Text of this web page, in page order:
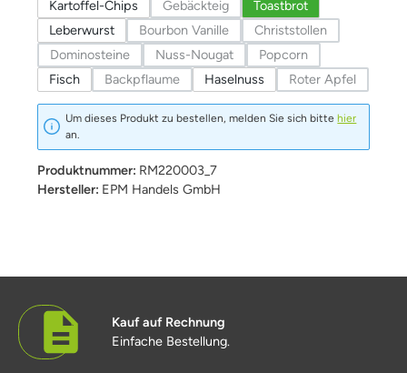
Kartoffel-Chips
Gebäckteig(Diese Option ist zurzeit nicht verfügbar.)
Toastbrot
Leberwurst
Bourbon Vanille(Diese Option ist zurzeit nicht verfügbar.)
Christstollen(Diese Option ist
Dominosteine(Diese Option ist zurzeit nicht verfügbar.)
Nuss-Nougat(Diese Option ist zurzeit nicht verfügbar.)
Popcorn(Diese Option ist
Fisch Backpflaume(Diese Option ist zurzeit nicht verfügbar.)
Haselnuss Roter Apfel(Diese Option
Um dieses Produkt zu bestellen, melden Sie sich bitte hier
an.
Produktnummer: RM220003_7
Hersteller: EPM Handels GmbH
Kauf auf Rechnung
Einfache Bestellung.